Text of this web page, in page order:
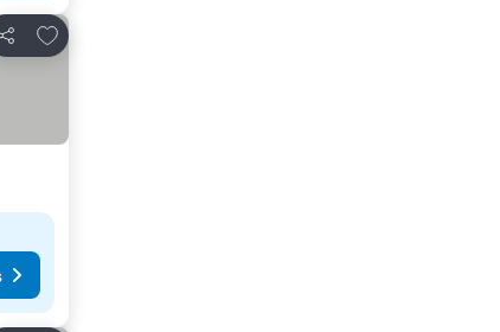
Partilhar
Adicionar aos favoritos